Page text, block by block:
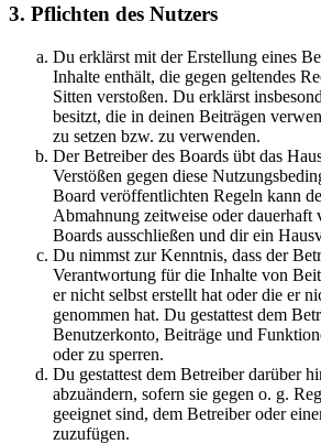
3. Pflichten des Nutzers
Du erklärst mit der Erstellung eines
Inhalte enthält, die gegen geltendes
Sitten verstoßen. Du erklärst
besitzt, die in deinen Beiträgen
zu setzen bzw. zu verwenden.
Der Betreiber des Boards übt das
Verstößen gegen diese
Board veröffentlichten Regeln kann
Abmahnung zeitweise oder dauerhaft
Boards ausschließen und dir ein
Du nimmst zur Kenntnis, dass der
Verantwortung für die Inhalte von
er nicht selbst erstellt hat oder die er
genommen hat. Du gestattest dem
Benutzerkonto, Beiträge und
oder zu sperren.
Du gestattest dem Betreiber darüber
abzuändern, sofern sie gegen o. g.
geeignet sind, dem Betreiber oder
zuzufügen.